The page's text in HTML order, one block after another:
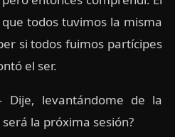
todos tuvimos la misma
si todos fuimos partícipes
el ser.
levantándome de la
la próxima sesión?